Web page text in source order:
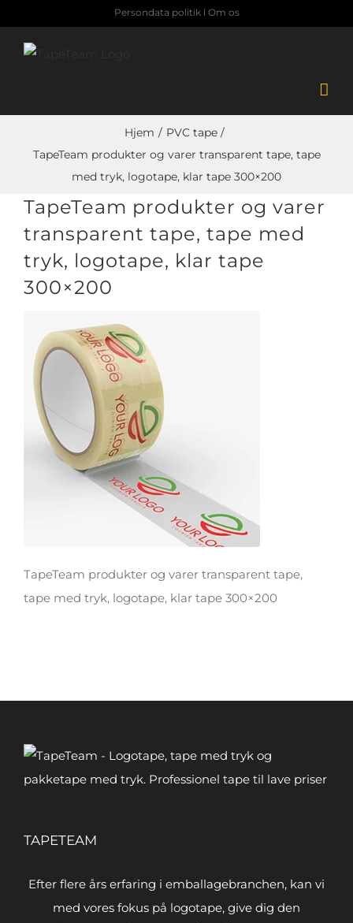
content
Persondata politikl Om os
Hjem
PVC tape
TapeTeam produkter og varer transparent tape, tape
med tryk, logotape, klar tape 300×200
TapeTeam produkter og varer
transparent tape, tape med
tryk, logotape, klar tape
300×200
TapeTeam produkter og varer transparent tape,
tape med tryk, logotape, klar tape 300×200
TAPETEAM
Efter flere års erfaring i emballagebranchen, kan vi
med vores fokus på logotape, give dig den